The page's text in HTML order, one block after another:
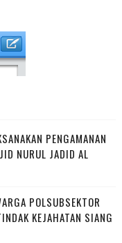
PENGAMANAN
NURUL JADID AL
POLSUBSEKTOR
KEJAHATAN SIANG